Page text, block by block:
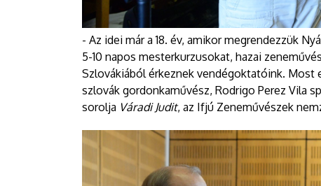
- Az idei már a 18. év, amikor megrendezzük
5-10 napos mesterkurzusokat, hazai
Szlovákiából érkeznek vendégoktatóink. Most
szlovák gordonkaművész, Rodrigo Perez Vila
sorolja Váradi Judit, az Ifjú Zeneművészek